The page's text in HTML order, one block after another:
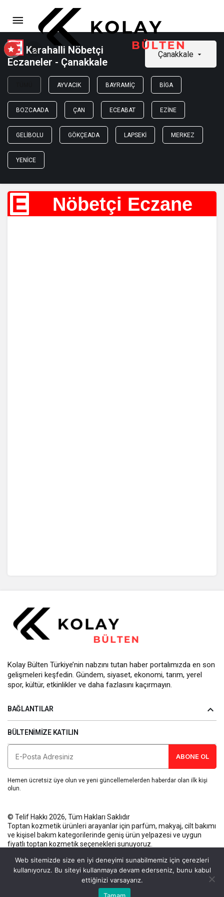
Karahalli Nöbetçi
Eczaneler - Çanakkale
Çanakkale
AYVACIK BAYRAMIÇ BIGA
BOZCAADA ÇAN ECEABAT EZINE
GELIBOLU GÖKÇEADA LAPSEKI MERKEZ
YENICE
E Nöbetçi Eczane
Bu web sitesinde en iyi deneyimi yaşamanızı sağlamak için
Kolay Bülten Türkiye’nin nabzını tutan haber portalımızda en son
gelişmeleri keşfedin. Gündem, siyaset, ekonomi, tarım, yerel
spor, kültür, etkinlikler ve daha fazlasını kaçırmayın.
BAĞLANTILAR
BÜLTENIMIZE KATILIN
ABONE OL
Hemen ücretsiz üye olun ve yeni güncellemelerden haberdar olan ilk kişi
olun.
© Telif Hakkı 2026, Tüm Hakları Saklıdır
Toptan kozmetik ürünleri arayanlar için parfüm, makyaj, cilt bakımı
ve kişisel bakım kategorilerinde geniş ürün yelpazesi ve uygun
fiyatlı toptan kozmetik seçenekleri sunuyoruz.
Web sitemizde size en iyi deneyimi sunabilmemiz için çerezleri
kullanıyoruz. Bu siteyi kullanmaya devam ederseniz, bunu kabul
ettiğinizi varsayarız.
Tamam